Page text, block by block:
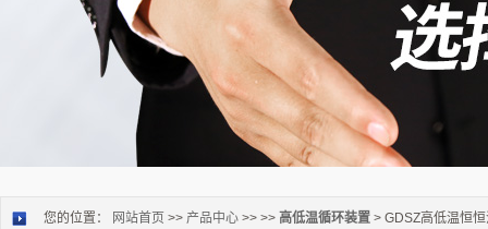
您的位置： 网站首页 >> 产品中心 >> >> 高低温循环装置 > GDSZ高低温恒